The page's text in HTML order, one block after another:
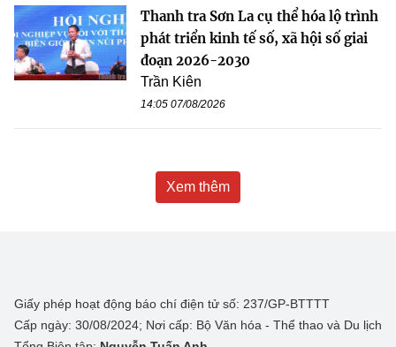
Thanh tra Sơn La cụ thể hóa lộ trình
phát triển kinh tế số, xã hội số giai
đoạn 2026-2030
Trần Kiên
14:05 07/08/2026
Xem thêm
Giấy phép hoạt động báo chí điện tử số: 237/GP-BTTTT
Cấp ngày: 30/08/2024; Nơi cấp: Bộ Văn hóa - Thể thao và Du lịch